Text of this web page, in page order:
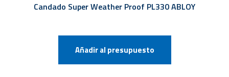
Candado Super Weather Proof PL330 ABLOY
Añadir al presupuesto